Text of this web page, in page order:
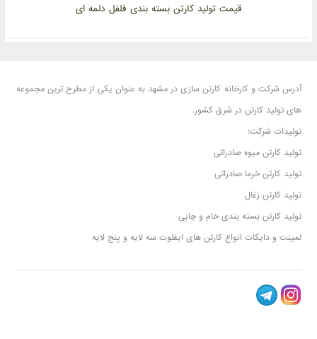
قیمت تولید کارتن بسته بندی فلفل دلمه ای
آدرس شرکت و کارخانه کارتن سازی در مشهد به عنوان یکی از مطرح ترین مجموعه
های تولید کارتن در شرق کشور.
تولیدات شرکت:
تولید کارتن میوه صادراتی
تولید کارتن خرما صادراتی
تولید کارتن زغال
تولید کارتن بسته بندی خام و چاپی
لمینت و دایکات انواع کارتن های ایفلوت سه لایه و پنج لایه